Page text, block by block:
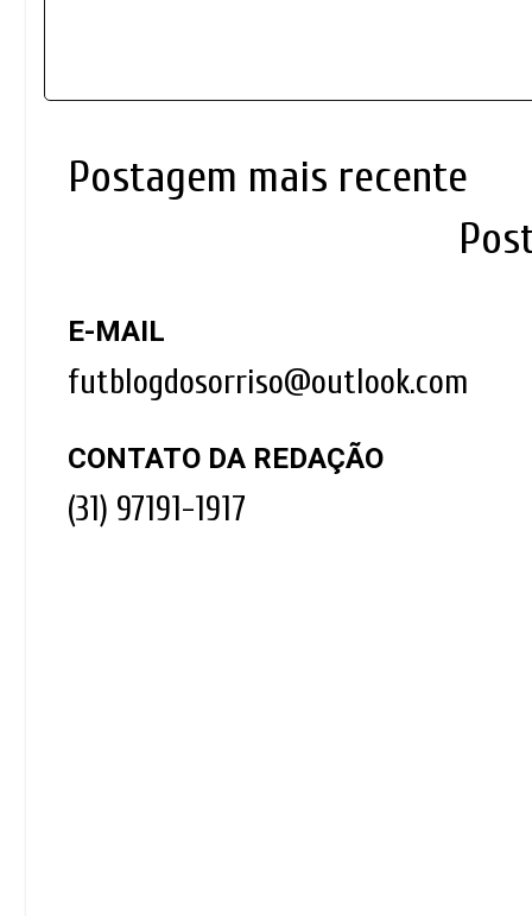
Postagem mais recente
E-MAIL
futblogdosorriso@outlook.com
CONTATO DA REDAÇÃO
(31) 97191-1917